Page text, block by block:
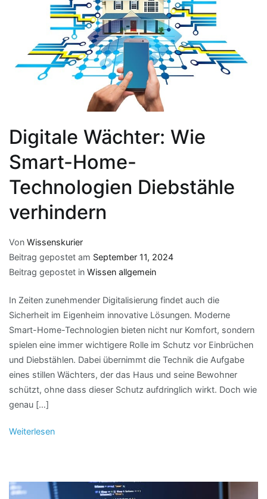
Digitale Wächter: Wie
Smart-Home-
Technologien Diebstähle
verhindern
Von Wissenskurier
Beitrag gepostet am September 11, 2024
Beitrag gepostet in Wissen allgemein
In Zeiten zunehmender Digitalisierung findet auch die
Sicherheit im Eigenheim innovative Lösungen. Moderne
Smart-Home-Technologien bieten nicht nur Komfort, sondern
spielen eine immer wichtigere Rolle im Schutz vor Einbrüchen
und Diebstählen. Dabei übernimmt die Technik die Aufgabe
eines stillen Wächters, der das Haus und seine Bewohner
schützt, ohne dass dieser Schutz aufdringlich wirkt. Doch wie
genau […]
Weiterlesen